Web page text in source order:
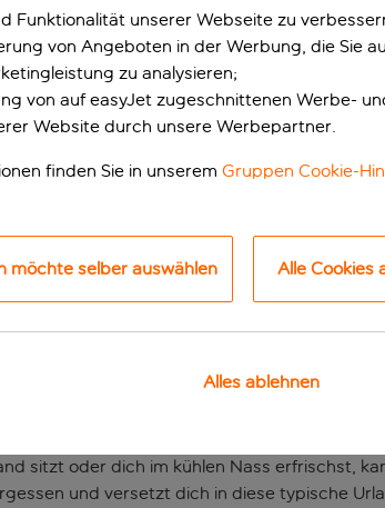
der Playa
Lage in der Bucht der Playa
das königsblaue Wasser schweifen lassen,
sitzt oder dich im kühlen Nass erfrischst,
und versetzt dich in diese typische
Funktionalität unserer Webseite zu
von Angeboten in der Werbung, die Sie
zu analysieren;
von auf easyJet zugeschnittenen Werbe-
Website durch unsere Werbepartner.
finden Sie in unserem Gruppen Cookie-
möchte selber auswählen Alle Cookies
Alles ablehnen